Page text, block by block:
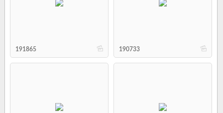
b
191865 b
190733